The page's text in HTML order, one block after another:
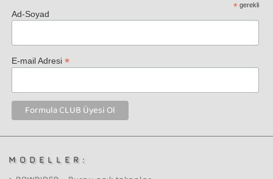
* gerekli
Ad-Soyad
E-mail Adresi*
MODELLER: